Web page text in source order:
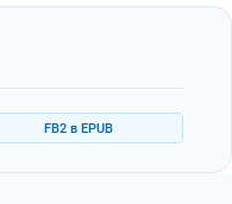
FB2 в EPUB